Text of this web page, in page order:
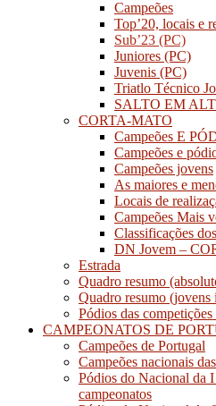
Campeões
Top’20, locais e
Sub’23 (PC)
Juniores (PC)
Juvenis (PC)
Triatlo Técnico
SALTO EM
CORTA-MATO
Campeões E
Campeões e
Campeões jovens
As maiores e
Locais de
Campeões Mais
Classificações
DN Jovem –
Estrada
Quadro resumo
Quadro resumo (jovens
Pódios das
CAMPEONATOS DE
Campeões de Portugal
Campeões nacionais
Pódios do Nacional da
campeonatos